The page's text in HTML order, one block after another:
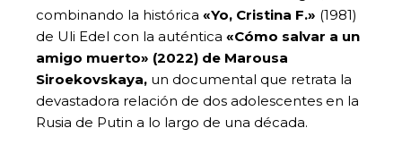
combinando la histórica «Yo, Cristina F.» (1981)
de Uli Edel con la auténtica «Cómo salvar a un
amigo muerto» (2022) de Marousa
Siroekovskaya, un documental que retrata la
devastadora relación de dos adolescentes en la
Rusia de Putin a lo largo de una década.